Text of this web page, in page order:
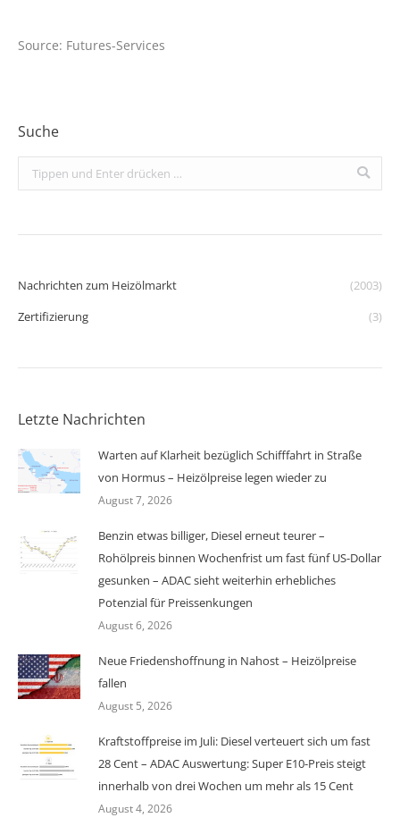
Source: Futures-Services
Suche
Search:
Nachrichten zum Heizölmarkt
(2003)
Zertifizierung
(3)
Letzte Nachrichten
Warten auf Klarheit bezüglich Schifffahrt in Straße
von Hormus – Heizölpreise legen wieder zu
August 7, 2026
Benzin etwas billiger, Diesel erneut teurer –
Rohölpreis binnen Wochenfrist um fast fünf US-Dollar
gesunken – ADAC sieht weiterhin erhebliches
Potenzial für Preissenkungen
August 6, 2026
Neue Friedenshoffnung in Nahost – Heizölpreise
fallen
August 5, 2026
Kraftstoffpreise im Juli: Diesel verteuert sich um fast
28 Cent – ADAC Auswertung: Super E10-Preis steigt
innerhalb von drei Wochen um mehr als 15 Cent
August 4, 2026